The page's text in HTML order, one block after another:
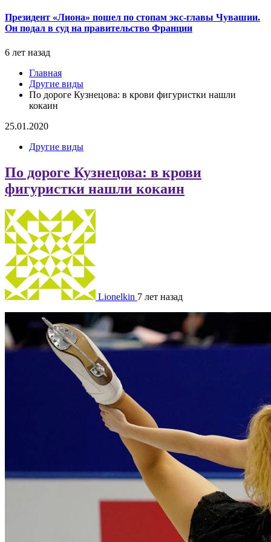
Президент «Лиона» пошел по стопам экс-главы Чувашии.
Он подал в суд на правительство Франции
6 лет назад
Главная
Другие виды
По дороге Кузнецова: в крови фигуристки нашли
кокаин
25.01.2020
Другие виды
По дороге Кузнецова: в крови
фигуристки нашли кокаин
Lionelkin 7 лет назад